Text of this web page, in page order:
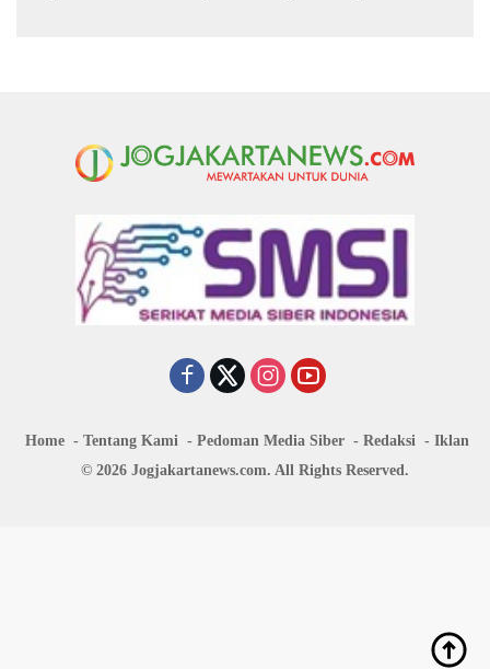
Home Tentang Kami Pedoman Media Siber Redaksi
Iklan
© 2026 Jogjakartanews.com. All Rights Reserved.